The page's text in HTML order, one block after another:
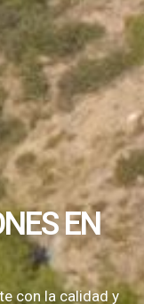
EN
con la calidad y